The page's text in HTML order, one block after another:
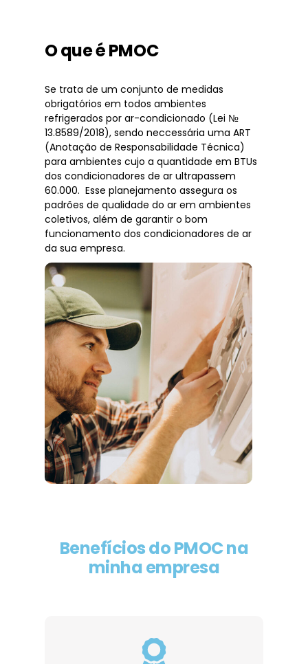
O que é PMOC
Se trata de um conjunto de medidas
obrigatórios em todos ambientes
refrigerados por ar-condicionado (Lei №
13.8589/2018), sendo neccessária uma ART
(Anotação de Responsabilidade Técnica)
para ambientes cujo a quantidade em BTUs
dos condicionadores de ar ultrapassem
60.000. Esse planejamento assegura os
padrões de qualidade do ar em ambientes
coletivos, além de garantir o bom
funcionamento dos condicionadores de ar
da sua empresa.
Benefícios do PMOC na
minha empresa